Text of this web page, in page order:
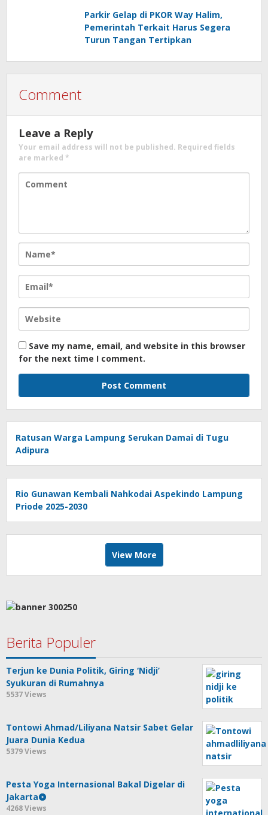
Parkir Gelap di PKOR Way Halim,
Pemerintah Terkait Harus Segera
Turun Tangan Tertipkan
Comment
Leave a Reply
Your email address will not be published. Required fields
are marked *
Save my name, email, and website in this browser
for the next time I comment.
Ratusan Warga Lampung Serukan Damai di Tugu
Adipura
Rio Gunawan Kembali Nahkodai Aspekindo Lampung
Priode 2025-2030
View More
Berita Populer
Terjun ke Dunia Politik, Giring ‘Nidji’
Syukuran di Rumahnya
5537 Views
Tontowi Ahmad/Liliyana Natsir Sabet Gelar
Juara Dunia Kedua
5379 Views
Pesta Yoga Internasional Bakal Digelar di
Jakarta
4268 Views